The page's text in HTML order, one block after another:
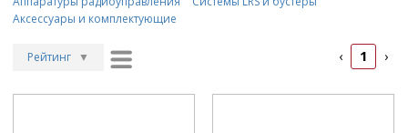
Аксессуары и комплектующие
Рейтинг ▼
‹ 1 ›